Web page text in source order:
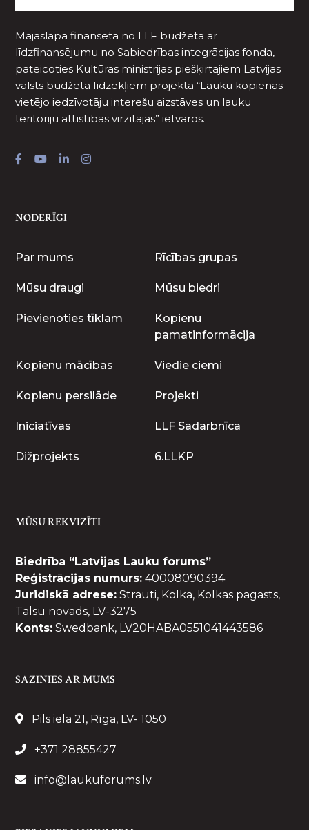
Mājaslapa finansēta no LLF budžeta ar
līdzfinansējumu no Sabiedrības integrācijas fonda,
pateicoties Kultūras ministrijas piešķirtajiem Latvijas
valsts budžeta līdzekļiem projekta “Lauku kopienas –
vietējo iedzīvotāju interešu aizstāves un lauku
teritoriju attīstības virzītājas” ietvaros.
NODERĪGI
Par mums Rīcības grupas
Mūsu draugi Mūsu biedri
Pievienoties tīklam
Kopienu
pamatinformācija
Kopienu mācības Viedie ciemi
Kopienu persilāde Projekti
Iniciatīvas LLF Sadarbnīca
Dižprojekts 6.LLKP
MŪSU REKVIZĪTI
Biedrība “Latvijas Lauku forums”
Reģistrācijas numurs: 40008090394
Juridiskā adrese: Strauti, Kolka, Kolkas pagasts,
Talsu novads, LV-3275
Konts: Swedbank, LV20HABA0551041443586
SAZINIES AR MUMS
Pils iela 21, Rīga, LV- 1050
+371 28855427
info@laukuforums.lv